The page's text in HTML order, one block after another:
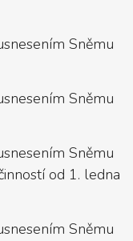
Sněmu
Sněmu
Sněmu
od 1. ledna
Sněmu